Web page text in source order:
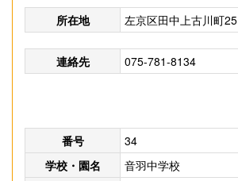
所在地 左京区田中上古川町25
連絡先 075-781-8134
番号
34
学校・園名
音羽中学校